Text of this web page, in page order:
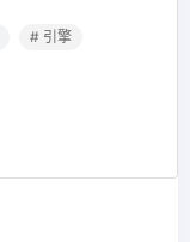
# 引擎